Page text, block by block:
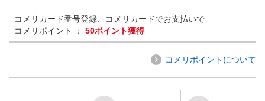
コメリカード番号登録、コメリカードでお支払いで
コメリポイント ： 50ポイント獲得
コメリポイントについて